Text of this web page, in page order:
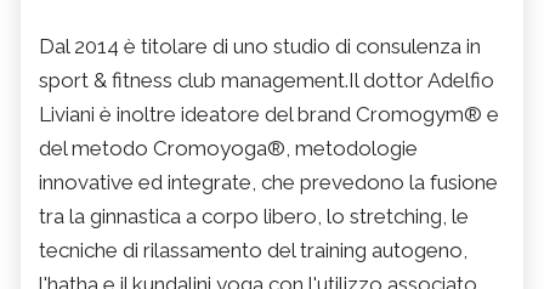
Dal 2014 è titolare di uno studio di consulenza in
sport & fitness club management.Il dottor Adelfio
Liviani è inoltre ideatore del brand Cromogym® e
del metodo Cromoyoga®, metodologie
innovative ed integrate, che prevedono la fusione
tra la ginnastica a corpo libero, lo stretching, le
tecniche di rilassamento del training autogeno,